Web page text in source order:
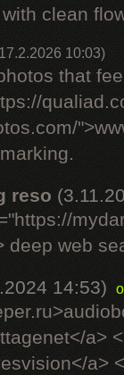
clean
10:03)
that
reso
deep web
14:53)
a>
a>